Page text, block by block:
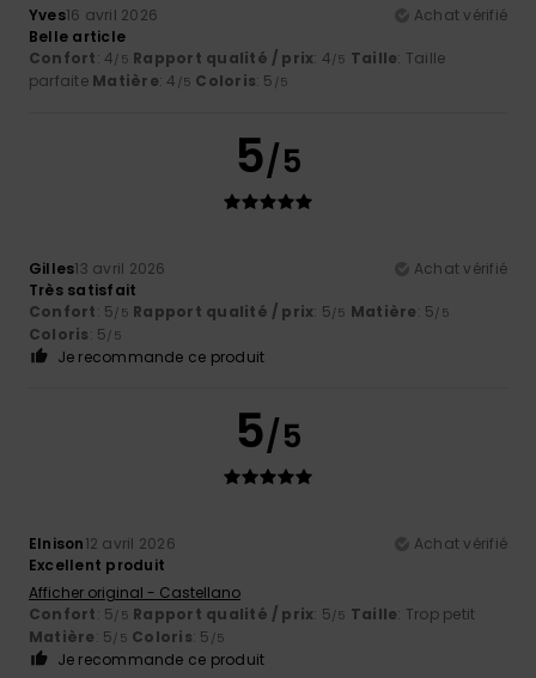
Yves16 avril 2026
Achat vérifié
Belle article
Confort: 4/5 Rapport qualité / prix: 4/5 Taille: Taille
parfaite Matière: 4 /5 Coloris: 5 /5
5/5
Gilles13 avril 2026
Achat vérifié
Très satisfait
Confort: 5/5 Rapport qualité / prix: 5/5 Matière: 5/5
Coloris: 5/5
Je recommande ce produit
5/5
Elnison12 avril 2026
Achat vérifié
Excellent produit
Afficher original - Castellano
Confort: 5/5 Rapport qualité / prix: 5/5 Taille: Trop petit
Matière: 5/5 Coloris: 5 /5
Je recommande ce produit